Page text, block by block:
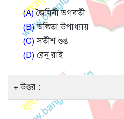
(A)জৈমিনী ভগবতী
(B)অঙ্কিতা উপাধ্যায়
(C)সতীশ গুপ্ত
(D) রেনু রাই
উত্তর :